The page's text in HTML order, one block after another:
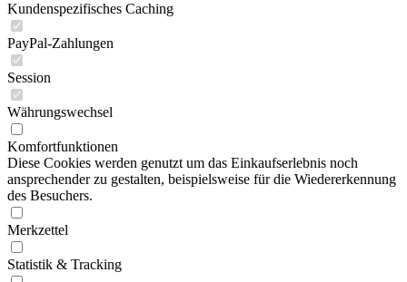
Kundenspezifisches Caching
PayPal-Zahlungen
Session
Währungswechsel
Komfortfunktionen
Diese Cookies werden genutzt um das Einkaufserlebnis noch
ansprechender zu gestalten, beispielsweise für die Wiedererkennung
des Besuchers.
Merkzettel
Statistik & Tracking